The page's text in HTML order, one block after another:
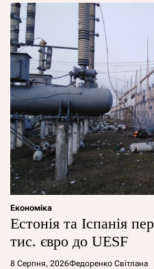
Економіка
Естонія та Іспанія
тис. євро до UESF
8 Серпня, 2026Федоренко Світлана